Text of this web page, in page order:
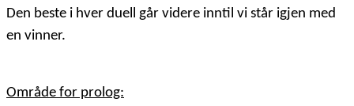
Den beste i hver duell går videre inntil vi står igjen med
en vinner.
Område for prolog: